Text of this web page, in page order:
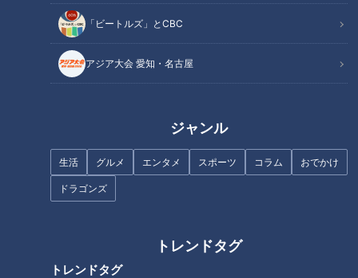
「ビートルズ」とCBC
アジア大会 愛知・名古屋
ジャンル
生活 グルメ エンタメ スポーツ コラム おでかけ
ドラゴンズ
トレンドタグ
トレンドタグ
この記事を見たあなたへのおすすめ
きしめんにエビフライ！？アス